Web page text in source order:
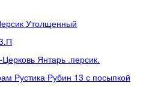
Утолщенный
Янтарь .персик.
Рустика Рубин 13 с посыпкой